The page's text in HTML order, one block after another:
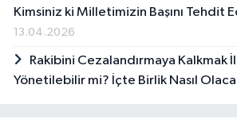
Kimsiniz ki Milletimizin Başını Tehdit
13.04.2026
Rakibini Cezalandırmaya Kalkmak
Yönetilebilir mi? İçte Birlik Nasıl